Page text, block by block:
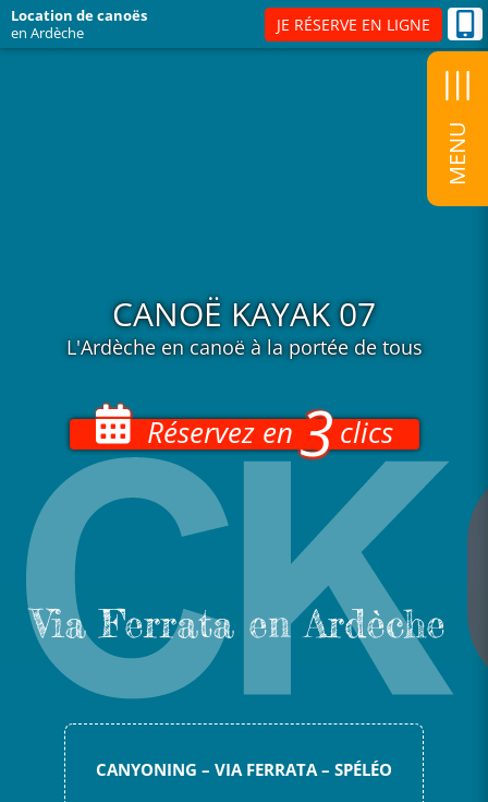
Passer
au
Location de canoës
en Ardèche
JE RÉSERVE EN LIGNE
CANOË KAYAK 07
L'Ardèche en canoë à la portée de tous
Réservez en3clics
Via Ferrata en Ardèche
CANYONING – VIA FERRATA – SPÉLÉO
s
u
l
e
d
l
z
n
d
l
b
r
r
c
u
l
s
s
a
n
t